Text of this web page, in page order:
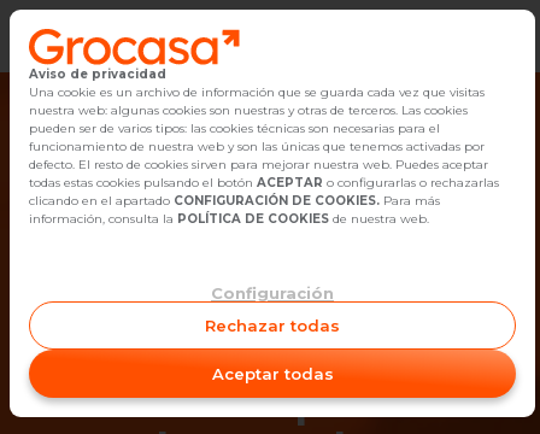
Vender
Buscar Inmuebles
Alquiler
Empleo
Oficinas
Contacto
¡Ups! Ya no está
disponible el
inmueble que estás
Aviso de privacidad
Una cookie es un archivo de información que se guarda cada vez que visitas
nuestra web: algunas cookies son nuestras y otras de terceros. Las cookies
pueden ser de varios tipos: las cookies técnicas son necesarias para el
funcionamiento de nuestra web y son las únicas que tenemos activadas por
defecto. El resto de cookies sirven para mejorar nuestra web. Puedes aceptar
todas estas cookies pulsando el botón ACEPTAR o configurarlas o rechazarlas
clicando en el apartado CONFIGURACIÓN DE COOKIES. Para más
información, consulta la POLÍTICA DE COOKIES de nuestra web.
Configuración
Rechazar todas
Aceptar todas